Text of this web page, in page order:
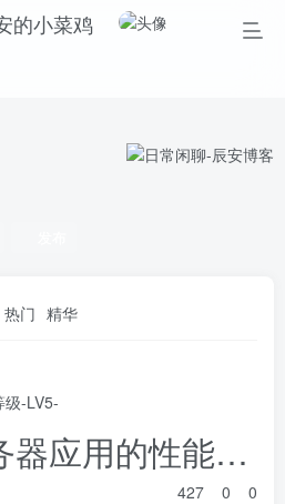
热门 精华
最近觉得服务器应用的性能不够换了个部署方式，应该快乐不少？
427 0 0